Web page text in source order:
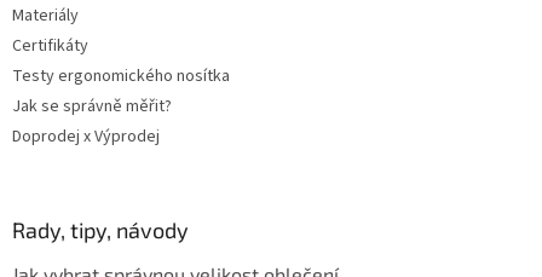
Materiály
Certifikáty
Testy ergonomického nosítka
Jak se správně měřit?
Doprodej x Výprodej
Rady, tipy, návody